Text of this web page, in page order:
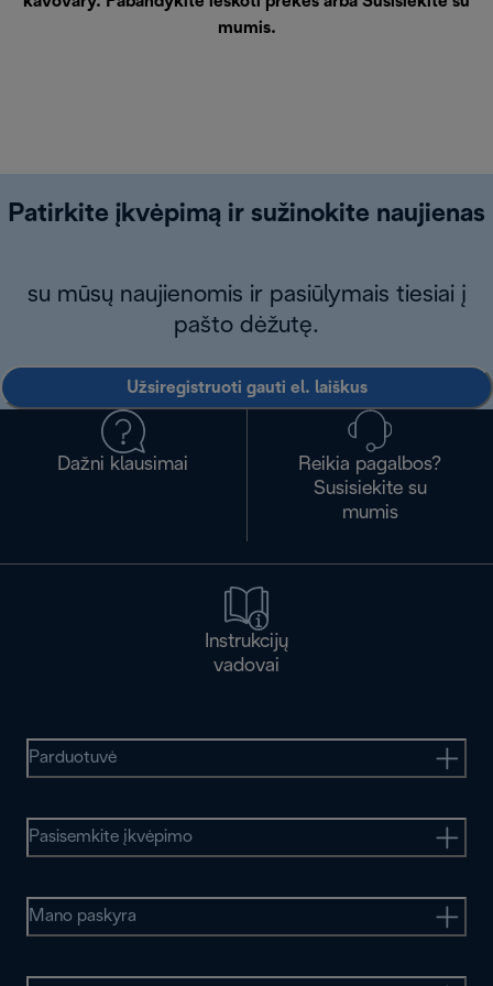
mumis.
Patirkite įkvėpimą ir sužinokite naujienas
su mūsų naujienomis ir pasiūlymais tiesiai į
pašto dėžutę.
Užsiregistruoti gauti el. laiškus
Dažni klausimai
Reikia pagalbos?
Susisiekite su
mumis
Instrukcijų
vadovai
Parduotuvė
Pasisemkite įkvėpimo
Mano paskyra